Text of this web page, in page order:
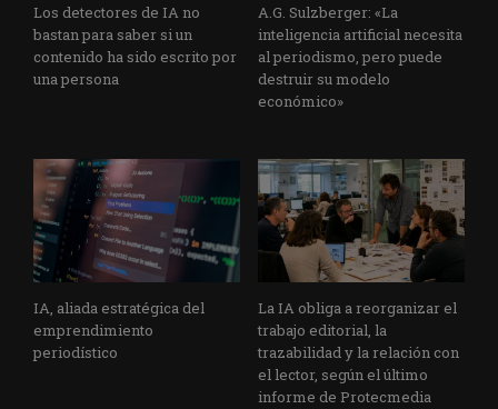
Los detectores de IA no
bastan para saber si un
contenido ha sido escrito por
una persona
A.G. Sulzberger: «La
inteligencia artificial necesita
al periodismo, pero puede
destruir su modelo
económico»
IA, aliada estratégica del
emprendimiento
periodístico
La IA obliga a reorganizar el
trabajo editorial, la
trazabilidad y la relación con
el lector, según el último
informe de Protecmedia